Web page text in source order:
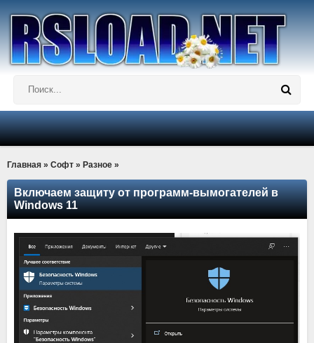
Главная » Софт » Разное »
Включаем защиту от программ-вымогателей в
Windows 11